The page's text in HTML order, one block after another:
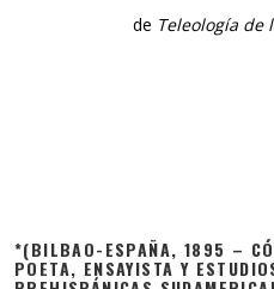
de Teleología de
*(BILBAO-ESPAÑA, 1895 –
POETA, ENSAYISTA Y